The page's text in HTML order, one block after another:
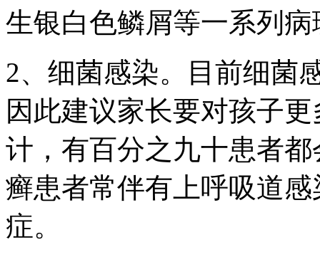
生银白色鳞屑等一系列
2、细菌感染。目前细菌
因此建议家长要对孩子
计，有百分之九十患者
癣患者常伴有上呼吸道
症。